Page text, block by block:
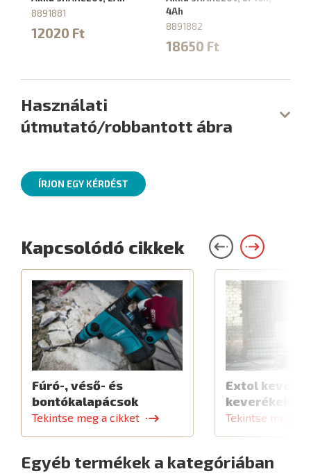
8891881
12020 Ft
4Ah
8891882
18650 Ft
Használati
útmutató/robbantott ábra
ÍRJON EGY KÉRDÉST
Kapcsolódó cikkek
Fúró-, véső- és
bontókalapácsok
Tekintse meg a cikket
Extol
Tekintse meg a
Egyéb termékek a kategóriában